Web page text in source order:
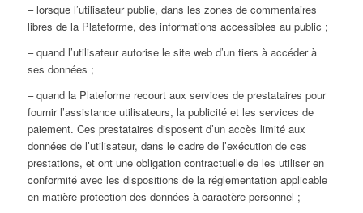
– lorsque l’utilisateur publie, dans les zones de commentaires
libres de la Plateforme, des informations accessibles au public ;
– quand l’utilisateur autorise le site web d’un tiers à accéder à
ses données ;
– quand la Plateforme recourt aux services de prestataires pour
fournir l’assistance utilisateurs, la publicité et les services de
paiement. Ces prestataires disposent d’un accès limité aux
données de l’utilisateur, dans le cadre de l’exécution de ces
prestations, et ont une obligation contractuelle de les utiliser en
conformité avec les dispositions de la réglementation applicable
en matière protection des données à caractère personnel ;